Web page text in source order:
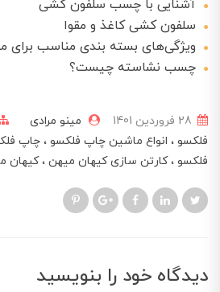
آشنایی با چسب سلفون کشی
سلفون کشی کاغذ و مقوا
ویژگی‌های بسته بندی مناسب برای
چسب نشاسته چیست؟
مینو مرادی
فلکسو
انواع ماشین چاپ فلکسو چاپ
فلکسو
کارتن سازی کیهان میهن کیهان
دیدگاه خود را بنویسید